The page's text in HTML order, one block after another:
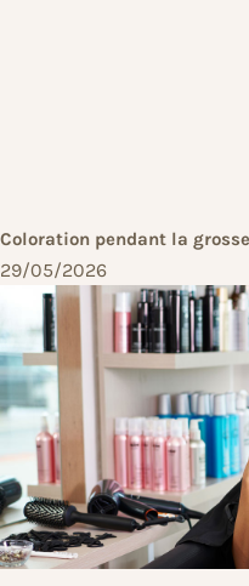
Coloration pendant la
29/05/2026